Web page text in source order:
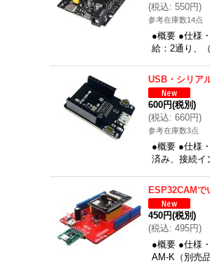
(税込: 550円)
参考在庫数14点
●概要 ●仕様
給：2通り、
USB・シリア
600円(税別)
(税込: 660円)
参考在庫数3点
●概要 ●仕様
済み、接続イ
ESP32CAMで
450円(税別)
(税込: 495円)
●概要 ●仕様
AM-K（別売